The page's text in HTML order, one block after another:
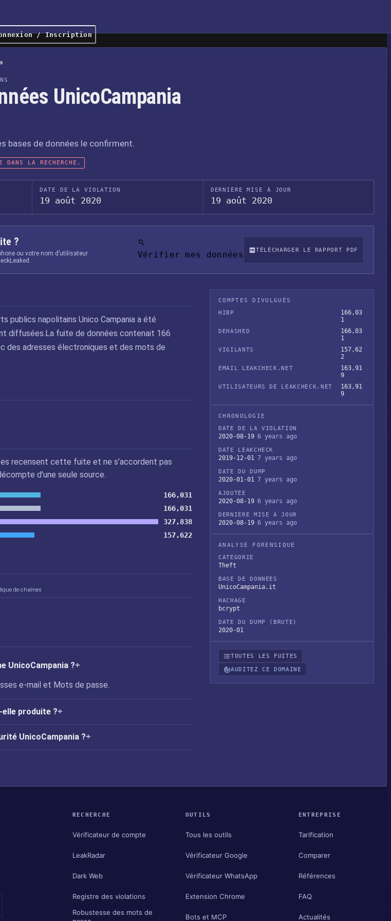
/ Inscription
UnicoCampania
bases de données le confirment.
DANS LA RECHERCHE.
DATE DE LA VIOLATION
19 août 2020
DERNIÈRE MISE À JOUR
19 août 2020
?
ou votre nom d’utilisateur
Vérifier mes données TÉLÉCHARGER LE RAPPORT PDF
publics napolitains Unico Campania a été
diffusées.La fuite de données contenait 166
des adresses électroniques et des mots de
recensent cette fuite et ne s’accordent pas
d’une seule source.
166,031
166,031
327,838
157,622
de chaînes
UnicoCampania ?
e-mail et Mots de passe.
elle produite ?
UnicoCampania ?
COMPTES DIVULGUÉS
HIBP
166,03
1
DEHASHED
166,03
1
VIGILANTS
157,62
2
EMAIL LEAKCHECK.NET
163,91
9
UTILISATEURS DE LEAKCHECK.NET
163,91
9
CHRONOLOGIE
DATE DE LA VIOLATION
2020-08-19 6 years ago
DATE LEAKCHECK
2019-12-01 7 years ago
DATE DU DUMP
2020-01-01 7 years ago
AJOUTÉE
2020-08-19 6 years ago
DERNIÈRE MISE À JOUR
2020-08-19 6 years ago
ANALYSE FORENSIQUE
CATÉGORIE
Theft
BASE DE DONNÉES
UnicoCampania.it
HACHAGE
bcrypt
DATE DU DUMP (BRUTE)
2020-01
TOUTES LES FUITES
AUDITEZ CE DOMAINE
RECHERCHE
Vérificateur de compte
LeakRadar
Dark Web
Registre des violations
Robustesse des mots de
OUTILS
Tous les outils
Vérificateur Google
Vérificateur WhatsApp
Extension Chrome
Bots et MCP
ENTREPRISE
Tarification
Comparer
Références
FAQ
Actualités